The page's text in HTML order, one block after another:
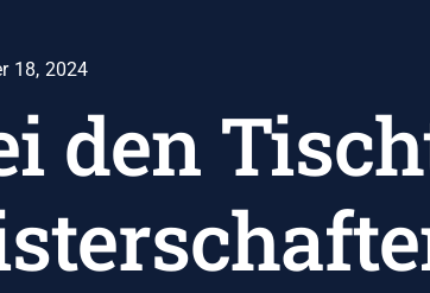
18, 2024
den